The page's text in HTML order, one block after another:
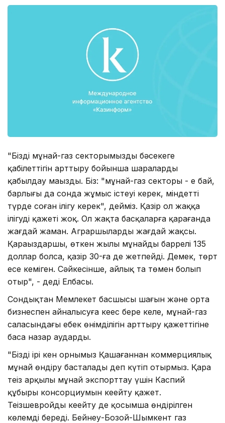
"Біздің мұнай-газ секторымыздың бәсекеге
қабілеттігін арттыру бойынша шараларды
қабылдау маңызды. Біз: "мұнай-газ секторы - ең бай,
барлығы да сонда жұмыс істеуі керек, міндетті
түрде соған ілігу керек", дейміз. Қазір ол жаққа
ілігудің қажеті жоқ. Ол жақта басқаларға қарағанда
жағдай жаман. Аграршылардың жағдай жақсы.
Қараңыздаршы, өткен жылы мұнайдың баррелі 135
доллар болса, қазір 30-ға де жетпейді. Демек, төрт
есе кеміген. Сәйкесінше, айлық та төмен болып
отыр", - деді Елбасы.
Сондықтан Мемлекет басшысы шағын және орта
бизнеспен айналысуға кеңес бере келе, мұнай-газ
саласындағы еңбек өнімділігін арттыру қажеттігіне
баса назар аударды.
"Біздің ірі кен орнымыз Қашағаннан коммерциялық
мұнай өндіру басталады деп күтіп отырмыз. Қара
теңіз арқылы мұнай экспорттау үшін Каспий
құбыры консорциумын кеңейту қажет.
Теңізшевройды кеңейту де қосымша өндірілген
көлемді береді. Бейнеу-Бозой-Шымкент газ